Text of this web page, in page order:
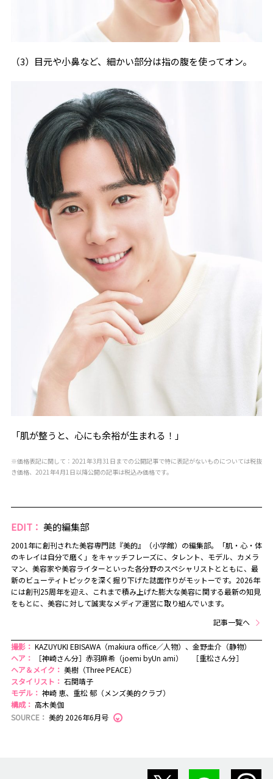
（3）目元や小鼻など、細かい部分は指の腹を使ってオン。
「肌が整うと、心にも余裕が生まれる！」
※価格表記に関して：2021年3月31日までの公開記事で特に表記がないものについては税抜
き価格、2021年4月1日以降公開の記事は税込み価格です。
EDIT： 美的編集部
2001年に創刊された美容専門誌『美的』（小学館）の編集部。「肌・心・体
のキレイは自分で磨く」をキャッチフレーズに、タレント、モデル、カメラ
マン、美容家や美容ライターといった各分野のスペシャリストとともに、最
新のビューティトピックを深く掘り下げた誌面作りがモットーです。2026年
には創刊25周年を迎え、これまで積み上げた膨大な美容に関する最新の知見
をもとに、美容に対して誠実なメディア運営に取り組んでいます。
記事一覧へ
撮影： KAZUYUKI EBISAWA（makiura office／人物）、金野圭介（静物）
ヘア：
［神崎さん分］赤羽麻希（joemi byUn ami） ［重松さん分］
ヘア＆メイク： 美樹（Three PEACE）
スタイリスト： 石関靖子
モデル： 神崎 恵、重松 郁（メンズ美的クラブ）
構成： 高木美伽
SOURCE： 美的 2026年6月号